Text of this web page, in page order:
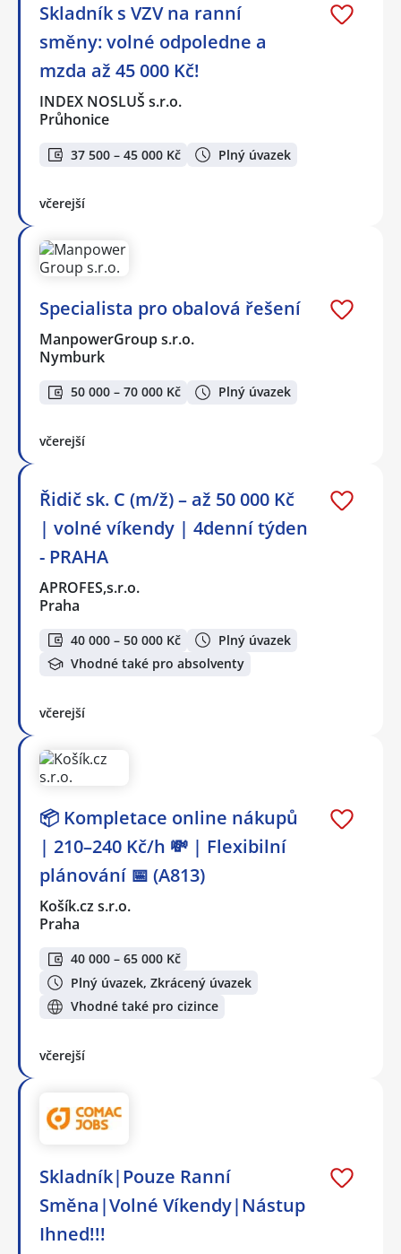
Skladník s VZV na ranní
směny: volné odpoledne a
mzda až 45 000 Kč!
INDEX NOSLUŠ s.r.o.
Průhonice
37 500 – 45 000 Kč Plný úvazek
včerejší
Specialista pro obalová řešení
ManpowerGroup s.r.o.
Nymburk
50 000 – 70 000 Kč Plný úvazek
včerejší
Řidič sk. C (m/ž) – až 50 000 Kč
| volné víkendy | 4denní týden
- PRAHA
APROFES,s.r.o.
Praha
40 000 – 50 000 Kč
Plný úvazek
Vhodné také pro absolventy
včerejší
📦 Kompletace online nákupů
| 210–240 Kč/h 💸 | Flexibilní
plánování 📅 (A813)
Košík.cz s.r.o.
Praha
40 000 – 65 000 Kč
Plný úvazek, Zkrácený úvazek
Vhodné také pro cizince
včerejší
Skladník|Pouze Ranní
Směna|Volné Víkendy|Nástup
Ihned!!!